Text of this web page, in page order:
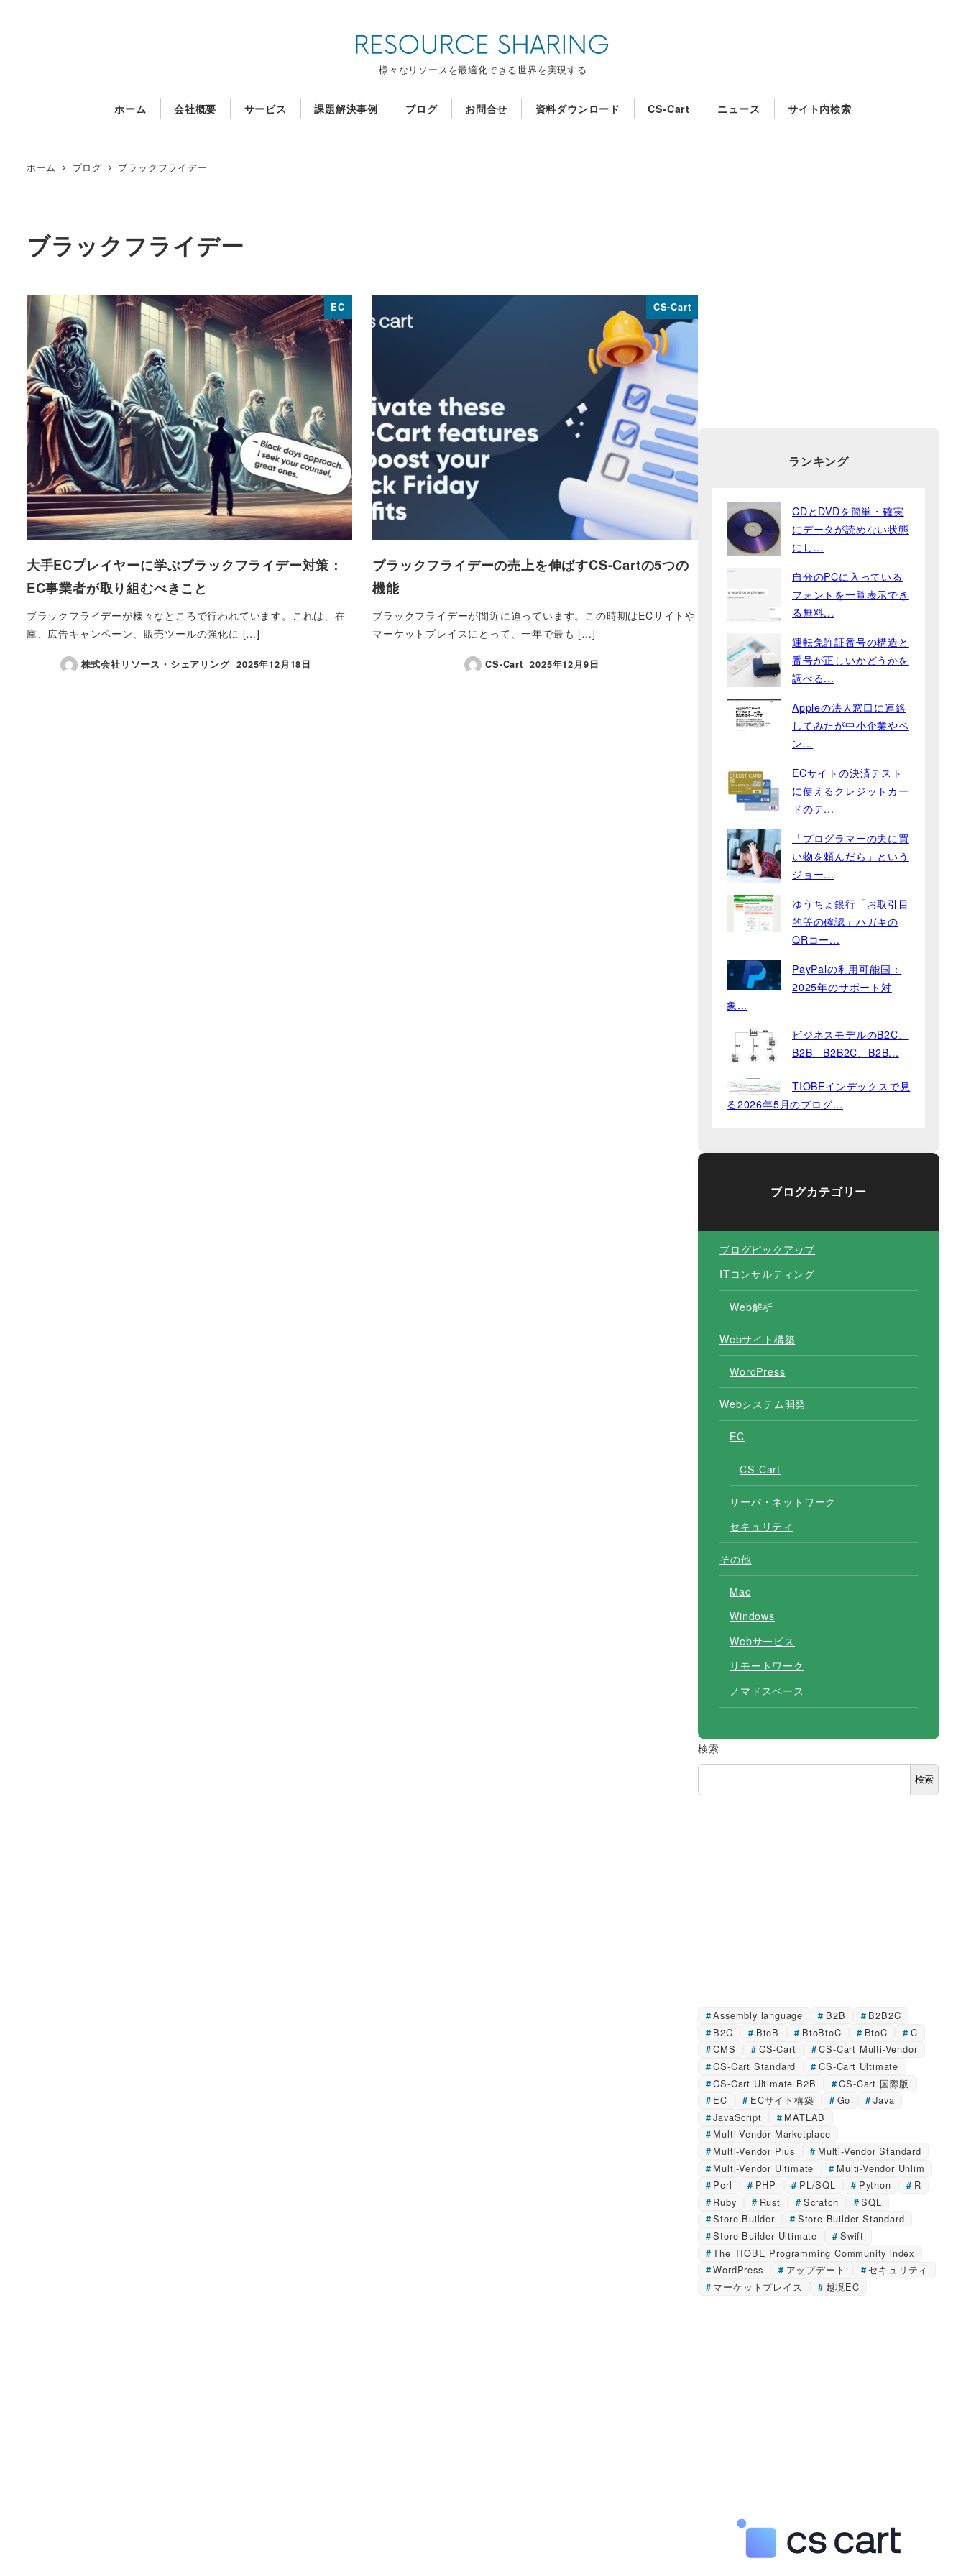
様々なリソースを最適化できる世界を実現する
ホーム 会社概要 サービス 課題解決事例 ブログ お問合せ 資料ダウンロード CS-Cart ニュース サイト内検索
ホーム ブログ ブラックフライデー
ブラックフライデー
EC
大手ECプレイヤーに学ぶブラックフライデー対策：
EC事業者が取り組むべきこと
ブラックフライデーが様々なところで行われています。これは、在
庫、広告キャンペーン、販売ツールの強化に […]
株式会社リソース・シェアリング
投稿日
2025年12月18日
CS-Cart
ブラックフライデーの売上を伸ばすCS-Cartの5つの
機能
ブラックフライデーが間近に迫っています。この時期はECサイトや
マーケットプレイスにとって、一年で最も […]
CS-Cart
投稿日
2025年12月9日
ランキング
CDとDVDを簡単・確実
にデータが読めない状態
にし...
自分のPCに入っている
フォントを一覧表示でき
る無料...
運転免許証番号の構造と
番号が正しいかどうかを
調べる...
Appleの法人窓口に連絡
してみたが中小企業やベ
ン...
ECサイトの決済テスト
に使えるクレジットカー
ドのテ...
「プログラマーの夫に買
い物を頼んだら」という
ジョー...
ゆうちょ銀行「お取引目
的等の確認」ハガキの
QRコー...
PayPalの利用可能国：
2025年のサポート対
象...
ビジネスモデルのB2C、
B2B、B2B2C、B2B...
TIOBEインデックスで見
る2026年5月のプログ...
ブログカテゴリー
ブログピックアップ
ITコンサルティング
Web解析
Webサイト構築
WordPress
Webシステム開発
EC
CS-Cart
サーバ・ネットワーク
セキュリティ
その他
Mac
Windows
Webサービス
リモートワーク
ノマドスペース
検索
検索
Assembly language B2B
B2B2C
B2C
BtoB BtoBtoC BtoC
C
CMS
CS-Cart
CS-Cart Multi-Vendor
CS-Cart Standard
CS-Cart Ultimate
CS-Cart Ultimate B2B
CS-Cart 国際版
EC
ECサイト構築 Go
Java
JavaScript
MATLAB
Multi-Vendor Marketplace
Multi-Vendor Plus
Multi-Vendor Standard
Multi-Vendor Ultimate
Multi-Vendor Unlim
Perl
PHP PL/SQL Python
R
Ruby
Rust Scratch
SQL
Store Builder
Store Builder Standard
Store Builder Ultimate
Swift
The TIOBE Programming Community index
WordPress
アップデート
セキュリティ
マーケットプレイス
越境EC